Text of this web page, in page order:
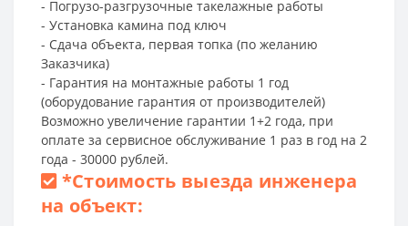
- Погрузо-разгрузочные такелажные работы
- Установка камина под ключ
- Сдача объекта, первая топка (по желанию
Заказчика)
- Гарантия на монтажные работы 1 год
(оборудование гарантия от производителей)
Возможно увеличение гарантии 1+2 года, при
оплате за сервисное обслуживание 1 раз в год на 2
года - 30000 рублей.
*Стоимость выезда инженера
на объект: